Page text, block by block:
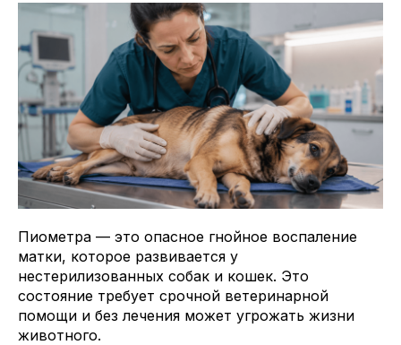
Пиометра — это опасное гнойное воспаление
матки, которое развивается у
нестерилизованных собак и кошек. Это
состояние требует срочной ветеринарной
помощи и без лечения может угрожать жизни
животного.